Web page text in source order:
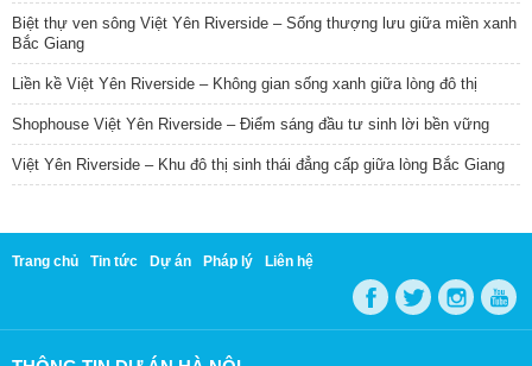
Biệt thự ven sông Việt Yên Riverside – Sống thượng lưu giữa miền xanh
Bắc Giang
Liền kề Việt Yên Riverside – Không gian sống xanh giữa lòng đô thị
Shophouse Việt Yên Riverside – Điểm sáng đầu tư sinh lời bền vững
Việt Yên Riverside – Khu đô thị sinh thái đẳng cấp giữa lòng Bắc Giang
Trang chủ Tin tức Dự án Pháp lý Liên hệ